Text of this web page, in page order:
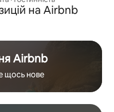
на Airbnb
Airbnb
щось нове